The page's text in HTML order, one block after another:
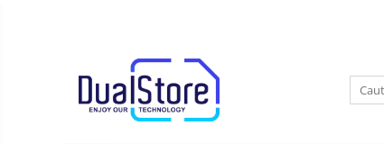
Producatori Telefoane Mobila
Telefoane mobile